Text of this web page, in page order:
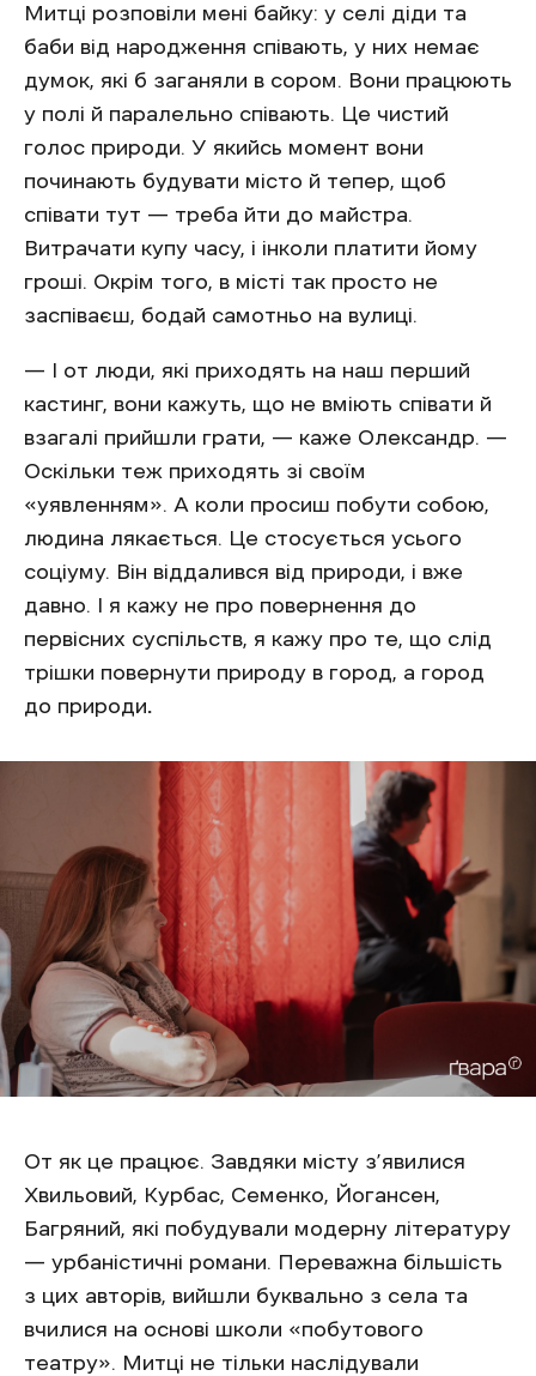
Митці розповіли мені байку: у селі діди та
баби від народження співають, у них немає
думок, які б заганяли в сором. Вони працюють
у полі й паралельно співають. Це чистий
голос природи. У якийсь момент вони
починають будувати місто й тепер, щоб
співати тут — треба йти до майстра.
Витрачати купу часу, і інколи платити йому
гроші. Окрім того, в місті так просто не
заспіваєш, бодай самотньо на вулиці.
— І от люди, які приходять на наш перший
кастинг, вони кажуть, що не вміють співати й
взагалі прийшли грати, — каже Олександр. —
Оскільки теж приходять зі своїм
«уявленням». А коли просиш побути собою,
людина лякається. Це стосується усього
соціуму. Він віддалився від природи, і вже
давно. І я кажу не про повернення до
первісних суспільств, я кажу про те, що слід
трішки повернути природу в город, а город
до природи.
От як це працює. Завдяки місту з’явилися
Хвильовий, Курбас, Семенко, Йогансен,
Багряний, які побудували модерну літературу
— урбаністичні романи. Переважна більшість
з цих авторів, вийшли буквально з села та
вчилися на основі школи «побутового
театру». Митці не тільки наслідували